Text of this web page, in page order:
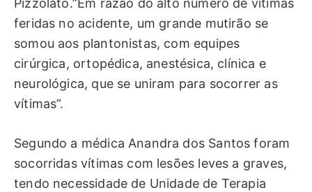
Pizzolato.”Em razão do alto número de vítimas
feridas no acidente, um grande mutirão se
somou aos plantonistas, com equipes
cirúrgica, ortopédica, anestésica, clínica e
neurológica, que se uniram para socorrer as
vítimas”.
Segundo a médica Anandra dos Santos foram
socorridas vítimas com lesões leves a graves,
tendo necessidade de Unidade de Terapia